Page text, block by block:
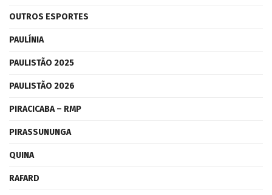
OUTROS ESPORTES
PAULÍNIA
PAULISTÃO 2025
PAULISTÃO 2026
PIRACICABA – RMP
PIRASSUNUNGA
QUINA
RAFARD